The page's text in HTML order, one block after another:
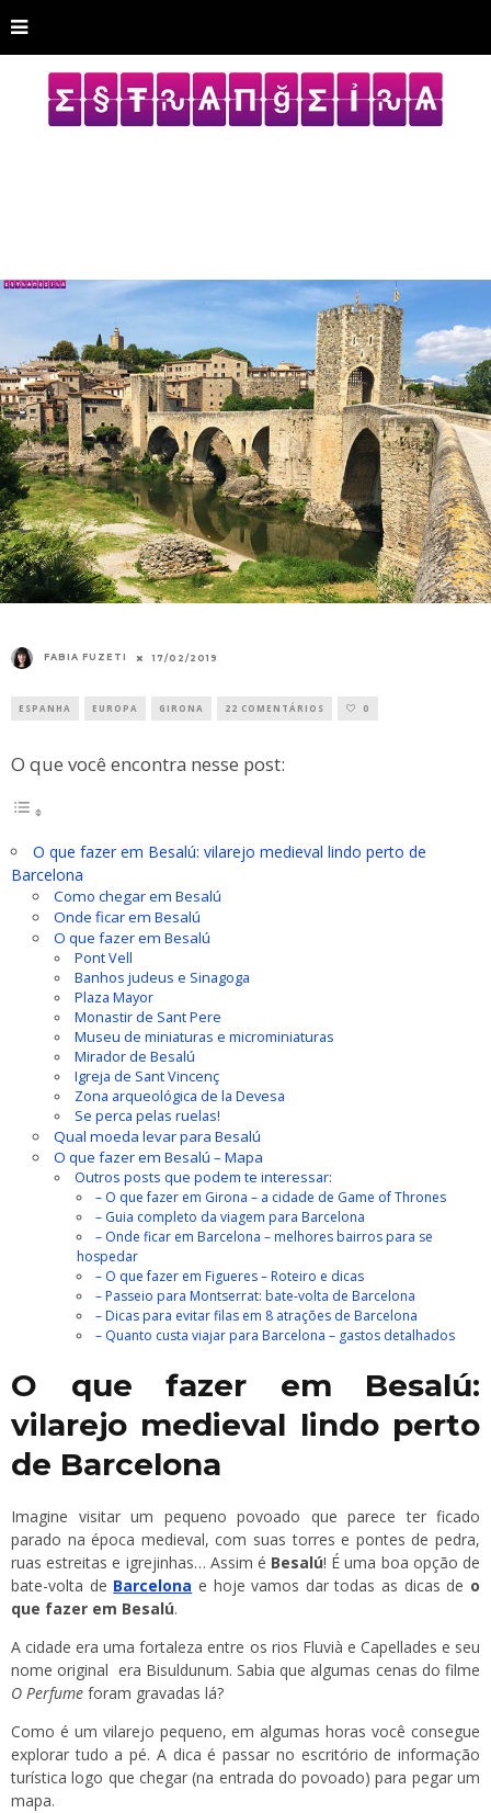
FABIA FUZETI 17/02/2019
ESPANHA EUROPA GIRONA 22 COMENTÁRIOS 0
O que você encontra nesse post:
O que fazer em Besalú: vilarejo medieval lindo perto de
Barcelona
Como chegar em Besalú
Onde ficar em Besalú
O que fazer em Besalú
Pont Vell
Banhos judeus e Sinagoga
Plaza Mayor
Monastir de Sant Pere
Museu de miniaturas e microminiaturas
Mirador de Besalú
Igreja de Sant Vincenç
Zona arqueológica de la Devesa
Se perca pelas ruelas!
Qual moeda levar para Besalú
O que fazer em Besalú – Mapa
Outros posts que podem te interessar:
– O que fazer em Girona – a cidade de Game of Thrones
– Guia completo da viagem para Barcelona
– Onde ficar em Barcelona – melhores bairros para se
hospedar
– O que fazer em Figueres – Roteiro e dicas
– Passeio para Montserrat: bate-volta de Barcelona
– Dicas para evitar filas em 8 atrações de Barcelona
– Quanto custa viajar para Barcelona – gastos detalhados
O que fazer em Besalú:
vilarejo medieval lindo perto
de Barcelona
Imagine visitar um pequeno povoado que parece ter ficado
parado na época medieval, com suas torres e pontes de pedra,
ruas estreitas e igrejinhas… Assim é Besalú! É uma boa opção de
bate-volta de Barcelona e hoje vamos dar todas as dicas de o
que fazer em Besalú.
A cidade era uma fortaleza entre os rios Fluvià e Capellades e seu
nome original era Bisuldunum. Sabia que algumas cenas do filme
O Perfume foram gravadas lá?
Como é um vilarejo pequeno, em algumas horas você consegue
explorar tudo a pé. A dica é passar no escritório de informação
turística logo que chegar (na entrada do povoado) para pegar um
mapa.